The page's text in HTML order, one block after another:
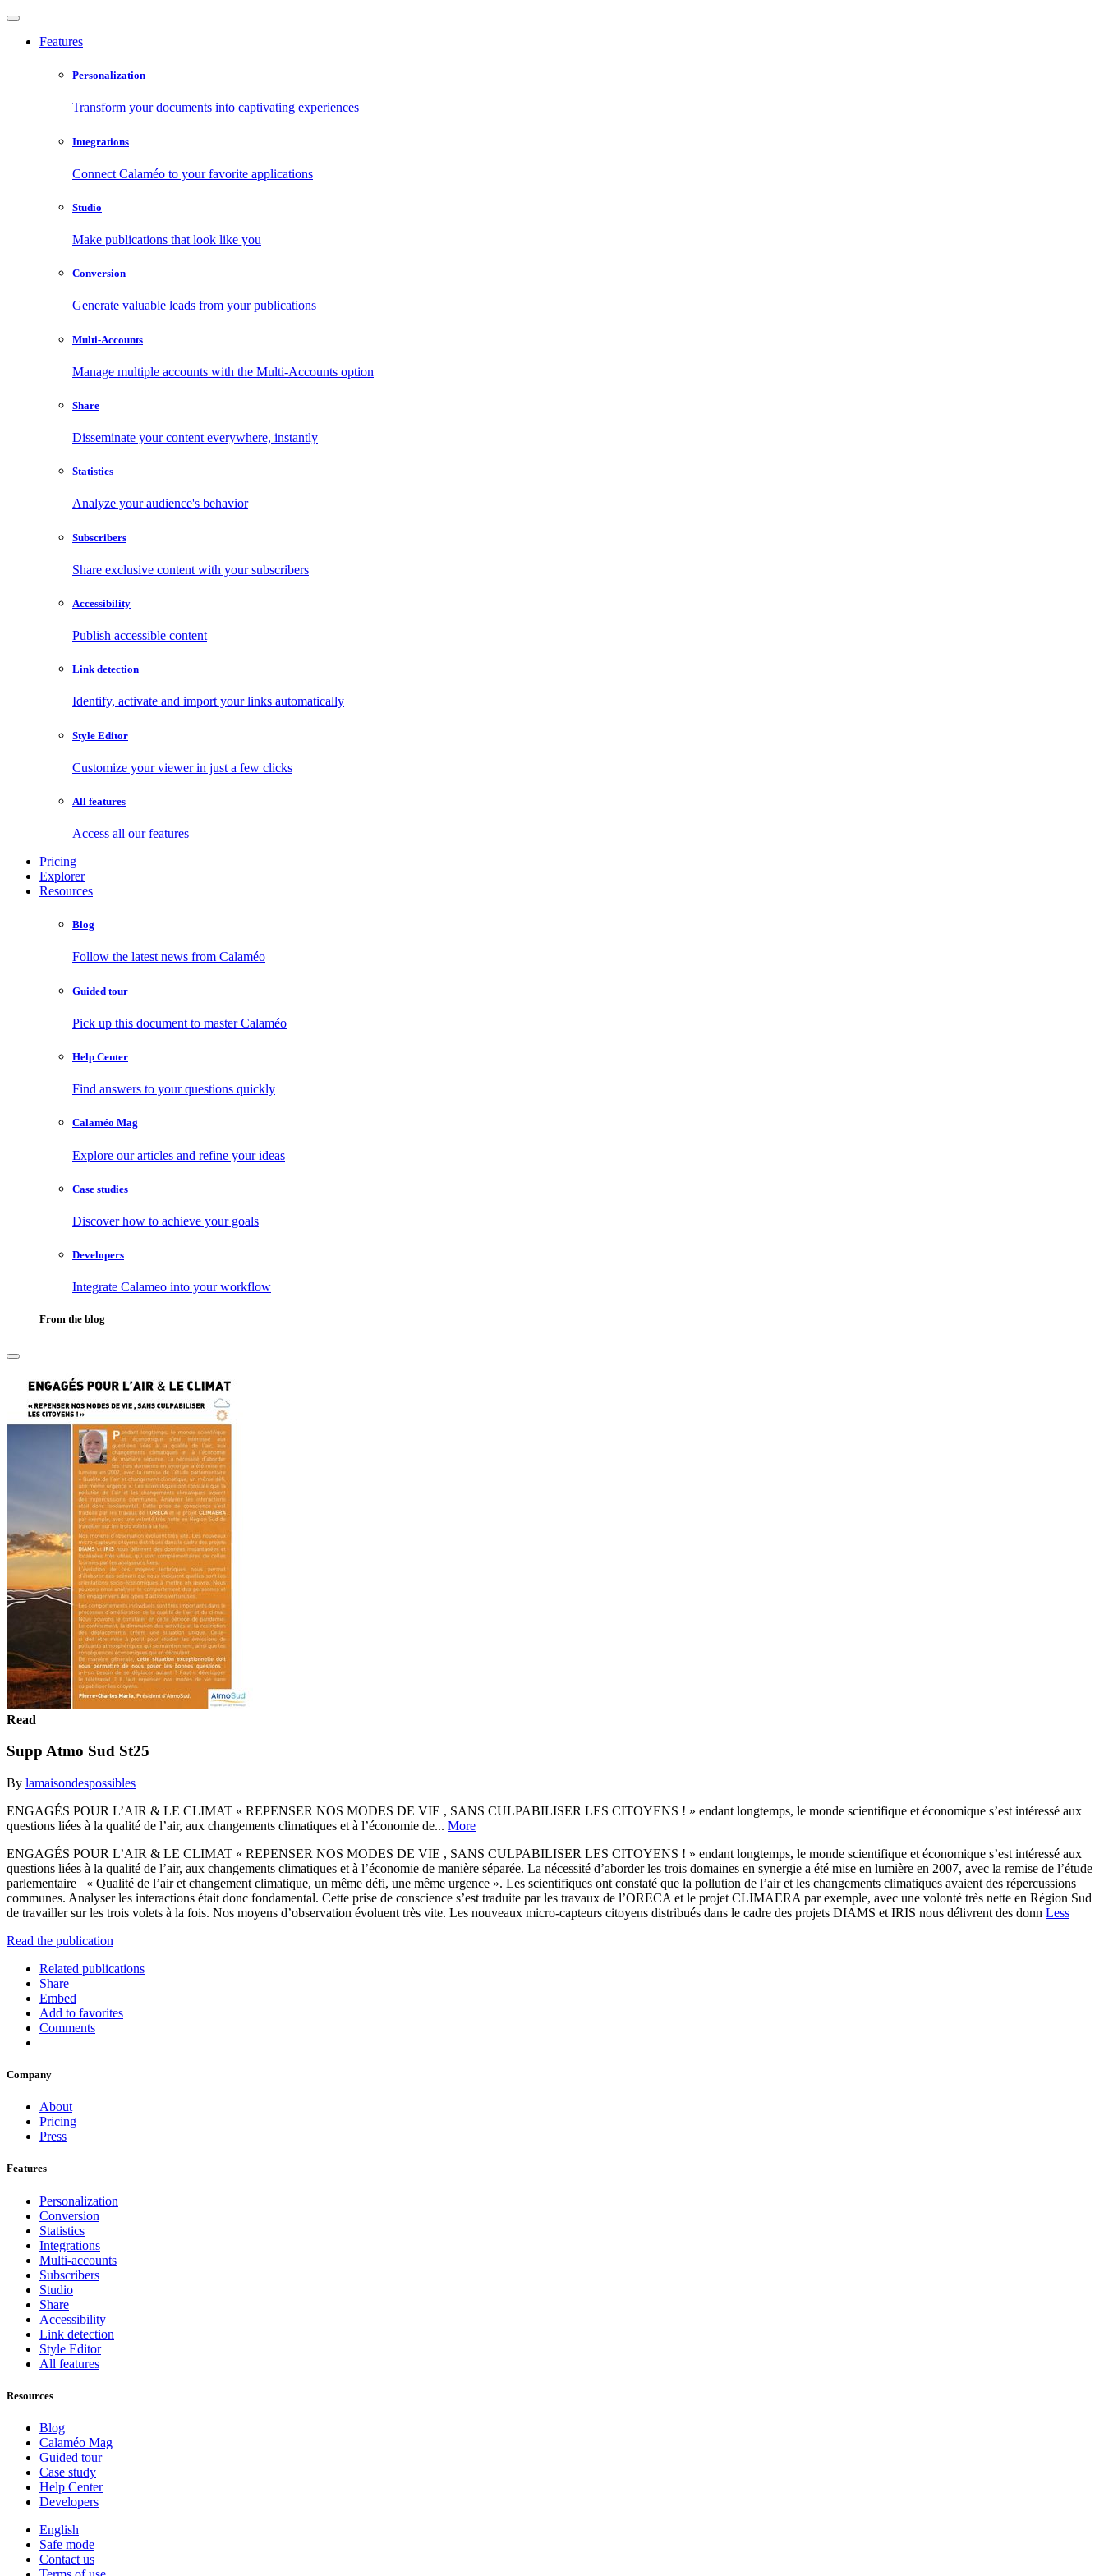
Features
Personalization
Transform your documents into captivating experiences
Integrations
Connect Calaméo to your favorite applications
Studio
Make publications that look like you
Conversion
Generate valuable leads from your publications
Multi-Accounts
Manage multiple accounts with the Multi-Accounts option
Share
Disseminate your content everywhere, instantly
Statistics
Analyze your audience's behavior
Subscribers
Share exclusive content with your subscribers
Accessibility
Publish accessible content
Link detection
Identify, activate and import your links automatically
Style Editor
Customize your viewer in just a few clicks
All features
Access all our features
Pricing
Explorer
Resources
Blog
Follow the latest news from Calaméo
Guided tour
Pick up this document to master Calaméo
Help Center
Find answers to your questions quickly
Calaméo Mag
Explore our articles and refine your ideas
Case studies
Discover how to achieve your goals
Developers
Integrate Calameo into your workflow
From the blog
Read
Supp Atmo Sud St25
By lamaisondespossibles
ENGAGÉS POUR L’AIR & LE CLIMAT « REPENSER NOS MODES DE VIE , SANS CULPABILISER LES CITOYENS ! » endant longtemps, le monde scientifique et économique s’est intéressé aux
questions liées à la qualité de l’air, aux changements climatiques et à l’économie de... More
ENGAGÉS POUR L’AIR & LE CLIMAT « REPENSER NOS MODES DE VIE , SANS CULPABILISER LES CITOYENS ! » endant longtemps, le monde scientifique et économique s’est intéressé aux
questions liées à la qualité de l’air, aux changements climatiques et à l’économie de manière séparée. La nécessité d’aborder les trois domaines en synergie a été mise en lumière en 2007, avec la remise de l’étude
parlementaire « Qualité de l’air et changement climatique, un même défi, une même urgence ». Les scientifiques ont constaté que la pollution de l’air et les changements climatiques avaient des répercussions
communes. Analyser les interactions était donc fondamental. Cette prise de conscience s’est traduite par les travaux de l’ORECA et le projet CLIMAERA par exemple, avec une volonté très nette en Région Sud
de travailler sur les trois volets à la fois. Nos moyens d’observation évoluent très vite. Les nouveaux micro-capteurs citoyens distribués dans le cadre des projets DIAMS et IRIS nous délivrent des donn Less
Read the publication
Related publications
Share
Embed
Add to favorites
Comments
Company
About
Pricing
Press
Features
Personalization
Conversion
Statistics
Integrations
Multi-accounts
Subscribers
Studio
Share
Accessibility
Link detection
Style Editor
All features
Resources
Blog
Calaméo Mag
Guided tour
Case study
Help Center
Developers
English
Safe mode
Contact us